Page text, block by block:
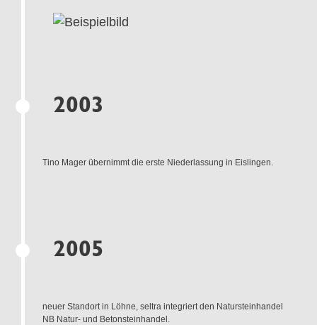
2003
Tino Mager übernimmt die erste Niederlassung in Eislingen.
2005
neuer Standort in Löhne, seltra integriert den Natursteinhandel
NB Natur- und Betonsteinhandel.